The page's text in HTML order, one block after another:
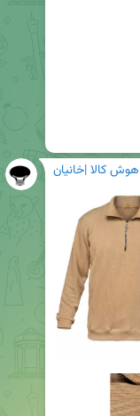
هوش کالا |خانیان